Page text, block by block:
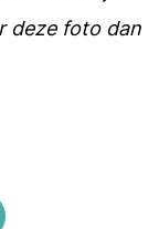
deze foto dan